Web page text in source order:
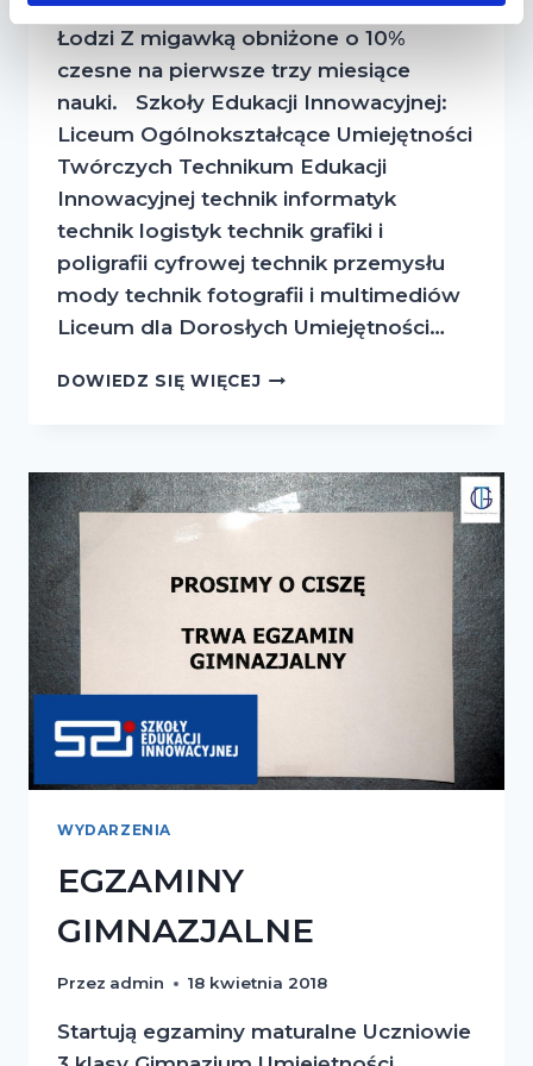
TANIEJ! Szkoły Edukacji Innowacyjnej w
Łodzi Z migawką obniżone o 10%
czesne na pierwsze trzy miesiące
nauki. Szkoły Edukacji Innowacyjnej:
Liceum Ogólnokształcące Umiejętności
Twórczych Technikum Edukacji
Innowacyjnej technik informatyk
technik logistyk technik grafiki i
poligrafii cyfrowej technik przemysłu
mody technik fotografii i multimediów
Liceum dla Dorosłych Umiejętności…
DOWIEDZ SIĘ WIĘCEJNOWA
UCZNIÓW!
WYDARZENIA
EGZAMINY
GIMNAZJALNE
Przez admin 18 kwietnia 2018
Startują egzaminy maturalne Uczniowie